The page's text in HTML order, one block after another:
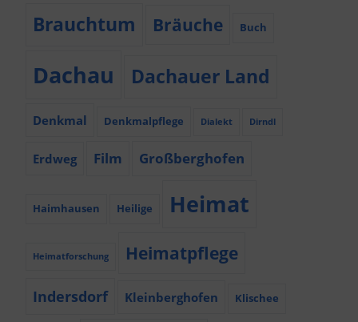
Brauchtum Bräuche Buch
Dachau Dachauer Land
Denkmal Denkmalpflege Dialekt Dirndl
Erdweg Film Großberghofen
Haimhausen Heilige Heimat
Heimatforschung Heimatpflege
Indersdorf Kleinberghofen Klischee